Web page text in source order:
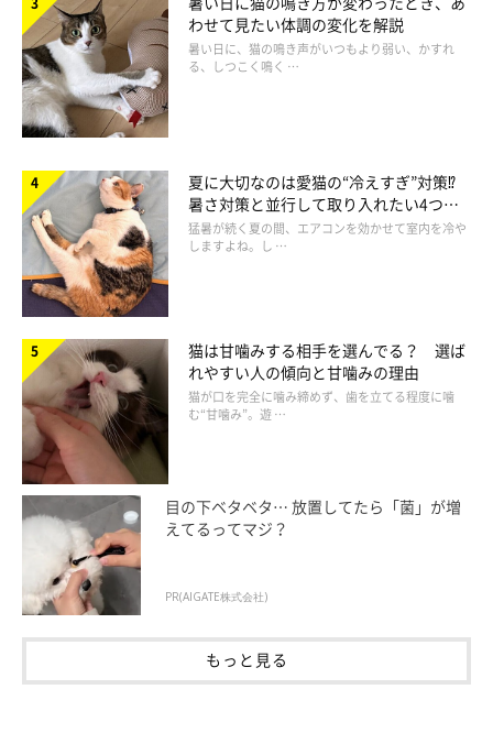
設置してあげてください。だいたい1m四方のスペースに寝床、
フード、水、トイレなどを入れていきます。子猫が出られない高
さの壁をつくるか、猫用の小さめのケージを用意してあげるのも
おすすめです。
また、猫はきれい好きでニオイにも敏感なので、寝床やフード類
はトイレから離れた場所に置くようにしてください。
迎え入れ初日の猫との接し方
わせて見たい体調の変化を解説
暑い日に、猫の鳴き声がいつもより弱い、かすれ
る、しつこく鳴く …
夏に大切なのは愛猫の“冷えすぎ”対策⁉
暑さ対策と並行して取り入れたい4つの
工夫
猛暑が続く夏の間、エアコンを効かせて室内を冷や
しますよね。し …
猫は甘噛みする相手を選んでる？ 選ば
れやすい人の傾向と甘噛みの理由
猫が口を完全に噛み締めず、歯を立てる程度に噛
む“甘噛み”。遊 …
目の下ベタベタ… 放置してたら「菌」が増
えてるってマジ？
PR(AIGATE株式会社)
もっと見る